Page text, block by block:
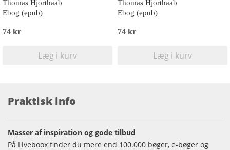
Thomas Hjorthaab
Ebog (epub)
74 kr
Læg i kurv
Thomas Hjorthaab
Ebog (epub)
74 kr
Læg i kurv
Praktisk info
Masser af inspiration og gode tilbud
På Liveboox finder du mere end 100.000 bøger, e-bøger og